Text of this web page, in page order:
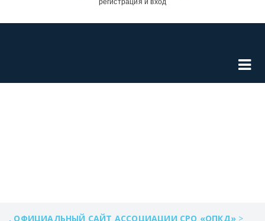
. ОФИЦИАЛЬНЫЙ САЙТ АССОЦИАЦИИ СРО «ОПКД» >